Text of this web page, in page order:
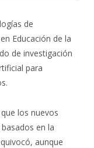
de
Educación de la
de investigación
para
los nuevos
en la
aunque